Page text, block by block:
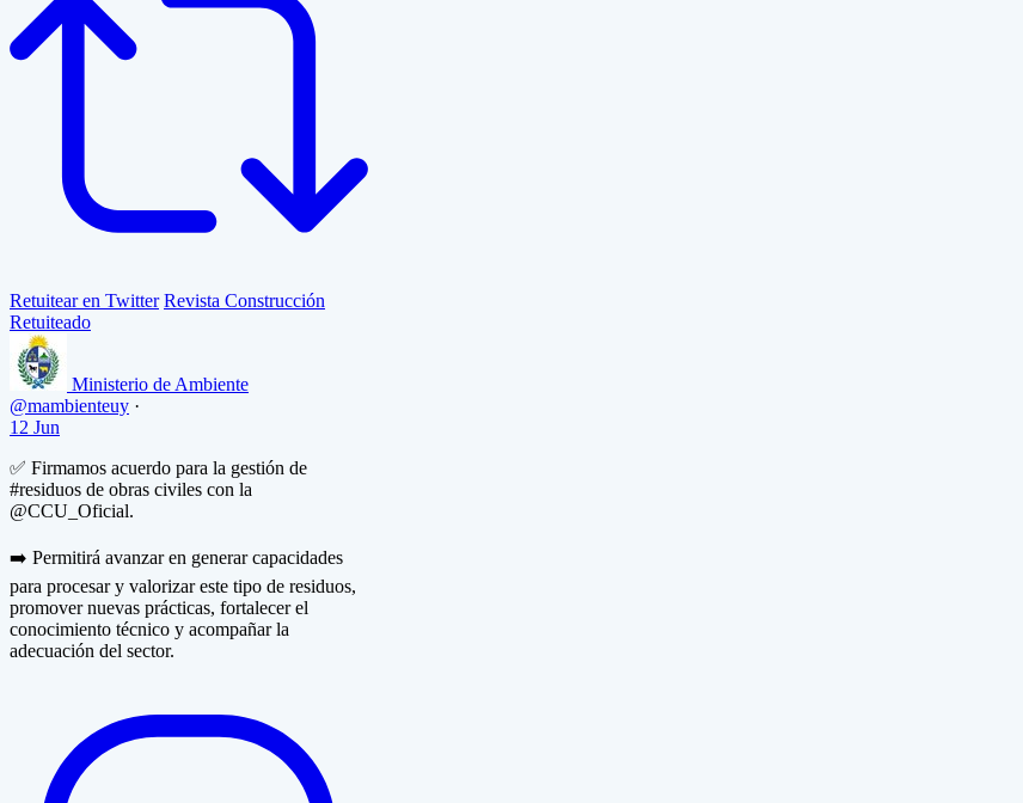
Retuitear en Twitter Revista Construcción
Retuiteado
Ministerio de Ambiente
@mambienteuy ·
12 Jun
✅ Firmamos acuerdo para la gestión de
#residuos de obras civiles con la
@CCU_Oficial.
➡️ Permitirá avanzar en generar capacidades
para procesar y valorizar este tipo de residuos,
promover nuevas prácticas, fortalecer el
conocimiento técnico y acompañar la
adecuación del sector.